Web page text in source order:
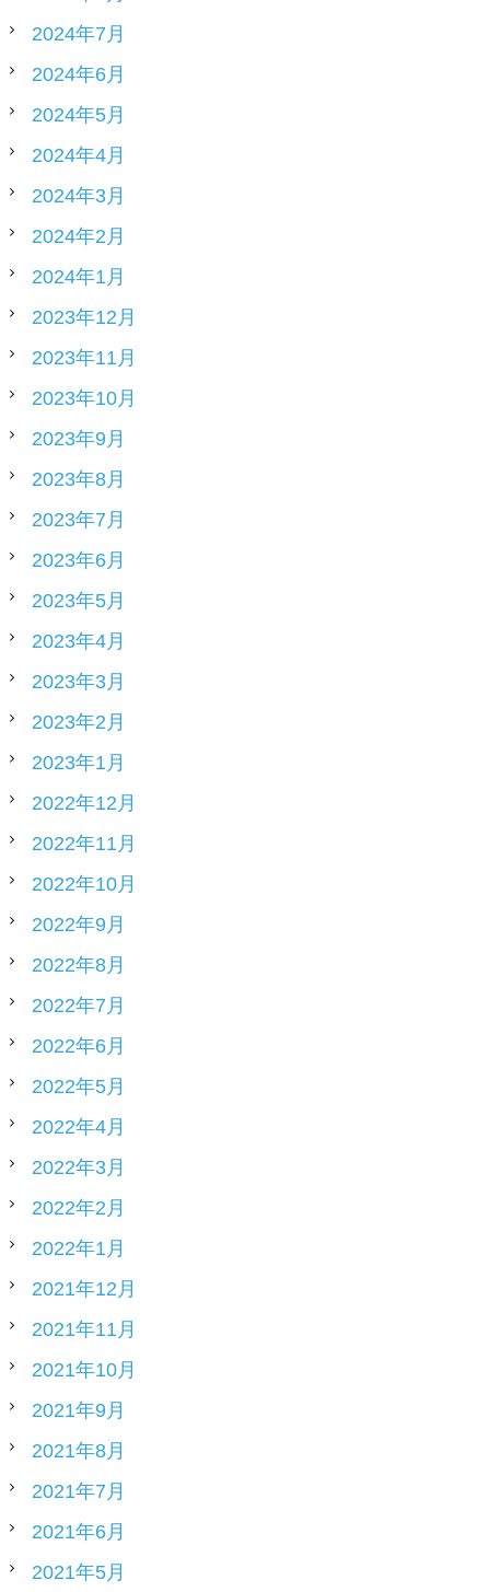
2024年7月
2024年6月
2024年5月
2024年4月
2024年3月
2024年2月
2024年1月
2023年12月
2023年11月
2023年10月
2023年9月
2023年8月
2023年7月
2023年6月
2023年5月
2023年4月
2023年3月
2023年2月
2023年1月
2022年12月
2022年11月
2022年10月
2022年9月
2022年8月
2022年7月
2022年6月
2022年5月
2022年4月
2022年3月
2022年2月
2022年1月
2021年12月
2021年11月
2021年10月
2021年9月
2021年8月
2021年7月
2021年6月
2021年5月